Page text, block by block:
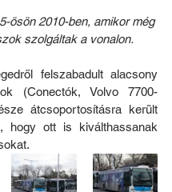
ösön 2010-ben, amikor még
szolgáltak a vonalon.
felszabadult alacsony
(Conectók, Volvo 7700-
átcsoportosításra került
hogy ott is kiválthassanak